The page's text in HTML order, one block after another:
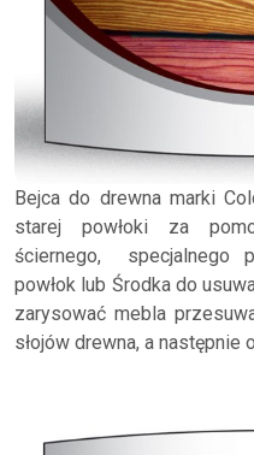
Bejca do drewna marki
starej powłoki za
ściernego, specjalnego
powłok lub Środka do
zarysować mebla
słojów drewna, a następnie